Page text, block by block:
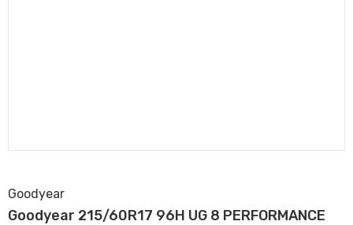
Goodyear
Goodyear 215/60R17 96H UG 8 PERFORMANCE